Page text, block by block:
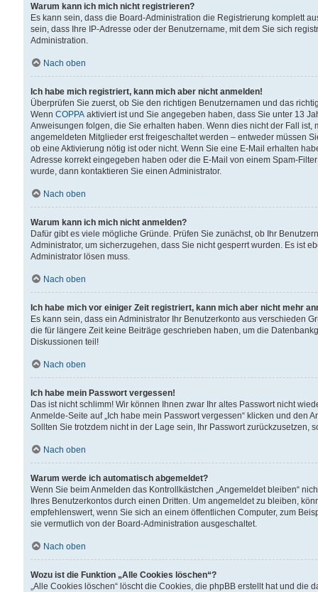
Warum kann ich mich nicht registrieren?
Es kann sein, dass die Board-Administration die Registrierung komplett
sein, dass Ihre IP-Adresse oder der Benutzername, mit dem Sie sich
Administration.
Nach oben
Ich habe mich registriert, kann mich aber nicht anmelden!
Überprüfen Sie zuerst, ob Sie den richtigen Benutzernamen und das
Wenn COPPA aktiviert ist und Sie angegeben haben, dass Sie unter 13
Anweisungen folgen, die Sie erhalten haben. Wenn dies nicht der Fall
angemeldeten Mitglieder erst freigeschaltet werden – entweder müssen
ob eine Aktivierung nötig ist oder nicht. Wenn Sie eine E-Mail erhalten
Adresse korrekt eingegeben haben oder die E-Mail von einem Spam-
wurde, dann kontaktieren Sie einen Administrator.
Nach oben
Warum kann ich mich nicht anmelden?
Dafür gibt es viele mögliche Gründe. Prüfen Sie zunächst, ob Ihr
Administrator, um sicherzugehen, dass Sie nicht gesperrt wurden. Es ist
Administrator lösen muss.
Nach oben
Ich habe mich vor einiger Zeit registriert, kann mich aber nicht mehr
Es kann sein, dass ein Administrator Ihr Benutzerkonto aus verschieden
die für längere Zeit keine Beiträge geschrieben haben, um die
Diskussionen teil!
Nach oben
Ich habe mein Passwort vergessen!
Das ist nicht schlimm! Wir können Ihnen zwar Ihr altes Passwort nicht
Anmelde-Seite auf „Ich habe mein Passwort vergessen“ klicken und
Sollten Sie trotzdem nicht in der Lage sein, Ihr Passwort zurückzusetzen,
Nach oben
Warum werde ich automatisch abgemeldet?
Wenn Sie beim Anmelden das Kontrollkästchen „Angemeldet bleiben“
Ihres Benutzerkontos durch einen Dritten. Um angemeldet zu bleiben,
empfehlenswert, wenn Sie sich an einem öffentlichen Computer, zum
sie vermutlich von der Board-Administration ausgeschaltet.
Nach oben
Wozu ist die Funktion „Alle Cookies löschen“?
„Alle Cookies löschen“ löscht die Cookies, die phpBB erstellt hat und